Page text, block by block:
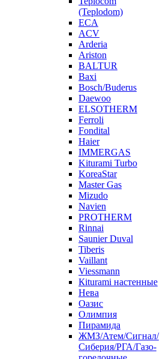
(Teplodom)
ECA
ACV
Arderia
Ariston
BALTUR
Baxi
Bosch/Buderus
Daewoo
ELSOTHERM
Ferroli
Fondital
Haier
IMMERGAS
Kiturami Turbo
KoreaStar
Master Gas
Mizudo
Navien
PROTHERM
Rinnai
Saunier Duval
Tiberis
Vaillant
Viessmann
Кiturami настенные
Нева
Оазис
Олимпия
Пирамида
ЖМЗ/Атем/Сигнал/
Сиберия/РГА/Газо-